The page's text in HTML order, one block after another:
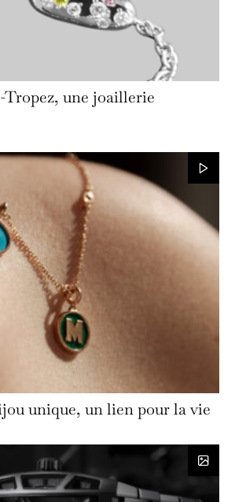
une joaillerie
unique, un lien pour la vie